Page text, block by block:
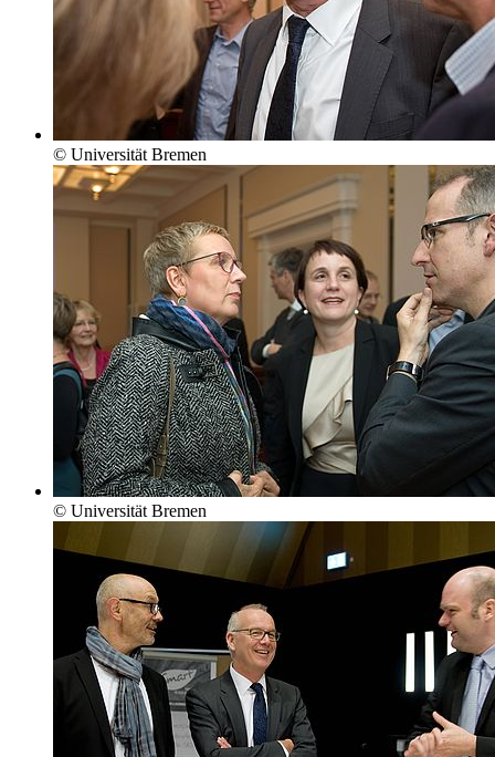
© Universität Bremen
© Universität Bremen